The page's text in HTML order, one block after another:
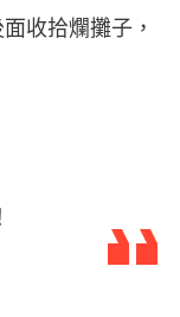
收拾爛攤子，